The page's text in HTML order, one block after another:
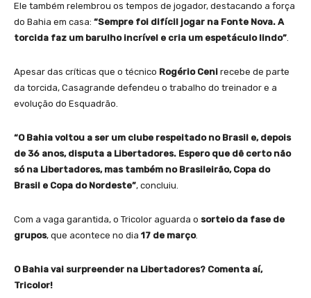
Ele também relembrou os tempos de jogador, destacando a força
do Bahia em casa: “Sempre foi difícil jogar na Fonte Nova. A
torcida faz um barulho incrível e cria um espetáculo lindo”.
Apesar das críticas que o técnico Rogério Ceni recebe de parte
da torcida, Casagrande defendeu o trabalho do treinador e a
evolução do Esquadrão.
“O Bahia voltou a ser um clube respeitado no Brasil e, depois
de 36 anos, disputa a Libertadores. Espero que dê certo não
só na Libertadores, mas também no Brasileirão, Copa do
Brasil e Copa do Nordeste”, concluiu.
Com a vaga garantida, o Tricolor aguarda o sorteio da fase de
grupos, que acontece no dia 17 de março.
O Bahia vai surpreender na Libertadores? Comenta aí,
Tricolor!